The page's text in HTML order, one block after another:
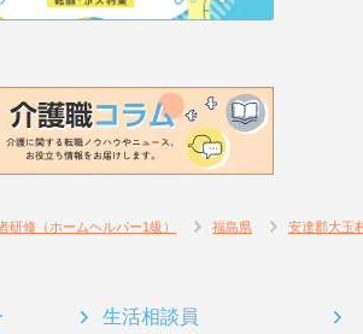
研修（ホームヘルパー1級） 福島県 安達郡大玉
生活相談員